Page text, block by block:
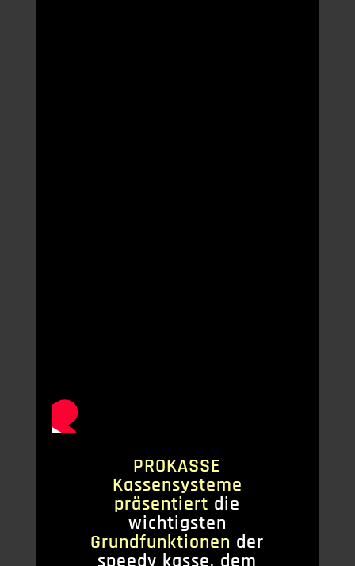
PROKASSE
Kassensysteme
präsentiert die
wichtigsten
Grundfunktionen der